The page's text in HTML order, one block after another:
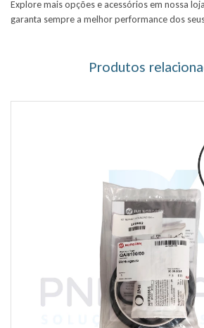
Explore mais opções e acessórios em nossa
garanta sempre a melhor performance dos
Produtos